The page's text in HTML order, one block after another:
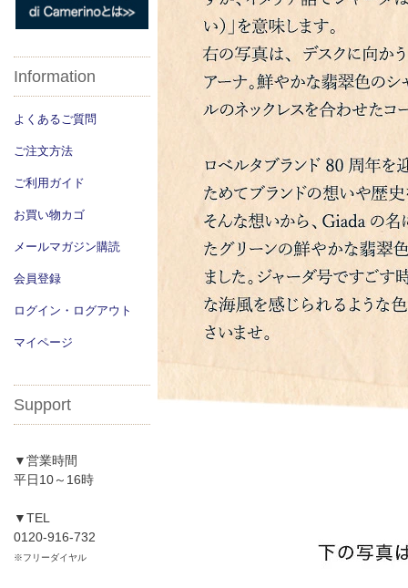
Information
よくあるご質問
ご注文方法
ご利用ガイド
お買い物カゴ
メールマガジン購読
会員登録
ログイン・ログアウト
マイページ
Support
▼営業時間
平日10～16時
▼TEL
0120-916-732
※フリーダイヤル